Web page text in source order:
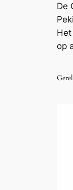
De
op